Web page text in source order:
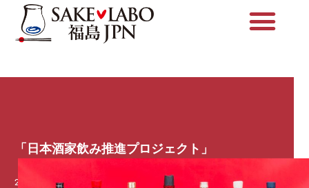
「日本酒家飲み推進プロジェクト」
2020-04-28 09:09